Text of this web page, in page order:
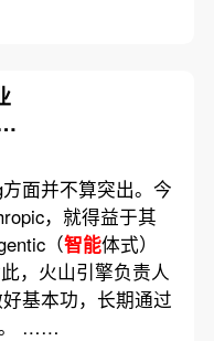
面并不算突出。今
，就得益于其
（智能体式）
，火山引擎负责人
基本功，长期通过
。 ……